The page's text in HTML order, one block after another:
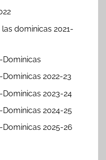
dominicas 2021-
2022-23
2023-24
2024-25
2025-26